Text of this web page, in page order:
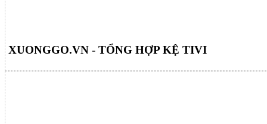
XUONGGO.VN - TỔNG HỢP KỆ TIVI